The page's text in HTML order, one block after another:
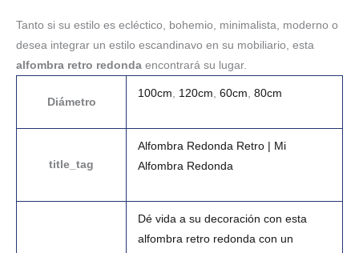
Tanto si su estilo es ecléctico, bohemio, minimalista, moderno o
desea integrar un estilo escandinavo en su mobiliario, esta
alfombra retro redonda encontrará su lugar.
Diámetro
100cm 120cm 60cm 80cm
title_tag
Alfombra Redonda Retro | Mi
Alfombra Redonda
Dé vida a su decoración con esta
alfombra retro redonda con un